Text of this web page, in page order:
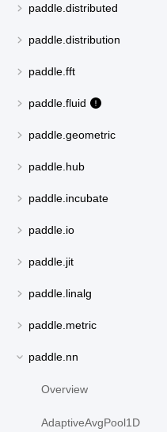
paddle.distributed
paddle.distribution
paddle.fft
paddle.fluid
paddle.geometric
paddle.hub
paddle.incubate
paddle.io
paddle.jit
paddle.linalg
paddle.metric
paddle.nn
Overview
AdaptiveAvgPool1D